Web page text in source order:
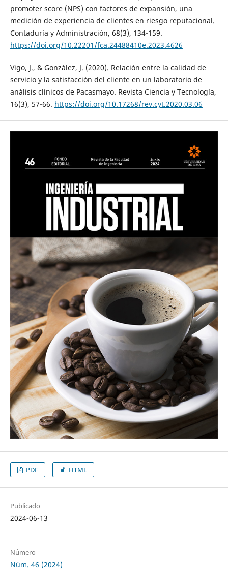
promoter score (NPS) con factores de expansión, una
medición de experiencia de clientes en riesgo reputacional.
Contaduría y Administración, 68(3), 134-159.
https://doi.org/10.22201/fca.24488410e.2023.4626
Vigo, J., & González, J. (2020). Relación entre la calidad de
servicio y la satisfacción del cliente en un laboratorio de
análisis clínicos de Pacasmayo. Revista Ciencia y Tecnología,
16(3), 57-66. https://doi.org/10.17268/rev.cyt.2020.03.06
PDF HTML
Publicado
2024-06-13
Número
Núm. 46 (2024)